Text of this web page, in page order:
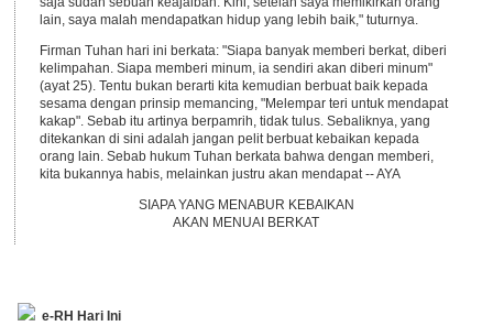
lain, saya malah mendapatkan hidup yang lebih baik," tuturnya.
Firman Tuhan hari ini berkata: "Siapa banyak memberi berkat, diberi
kelimpahan. Siapa memberi minum, ia sendiri akan diberi minum"
(ayat 25). Tentu bukan berarti kita kemudian berbuat baik kepada
sesama dengan prinsip memancing, "Melempar teri untuk mendapat
kakap". Sebab itu artinya berpamrih, tidak tulus. Sebaliknya, yang
ditekankan di sini adalah jangan pelit berbuat kebaikan kepada
orang lain. Sebab hukum Tuhan berkata bahwa dengan memberi,
kita bukannya habis, melainkan justru akan mendapat -- AYA
SIAPA YANG MENABUR KEBAIKAN
AKAN MENUAI BERKAT
e-RH Hari Ini